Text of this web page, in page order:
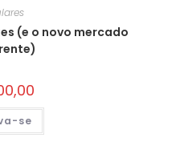
(e o novo mercado
se